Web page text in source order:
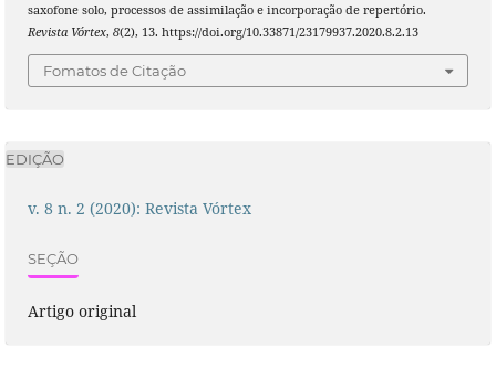
saxofone solo, processos de assimilação e incorporação de repertório.
Revista Vórtex, 8(2), 13. https://doi.org/10.33871/23179937.2020.8.2.13
Fomatos de Citação
EDIÇÃO
v. 8 n. 2 (2020): Revista Vórtex
SEÇÃO
Artigo original